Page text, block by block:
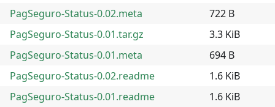
PagSeguro-Status-0.02.meta
722 B
PagSeguro-Status-0.01.tar.gz
3.3 KiB
PagSeguro-Status-0.01.meta
694 B
PagSeguro-Status-0.02.readme
1.6 KiB
PagSeguro-Status-0.01.readme
1.6 KiB